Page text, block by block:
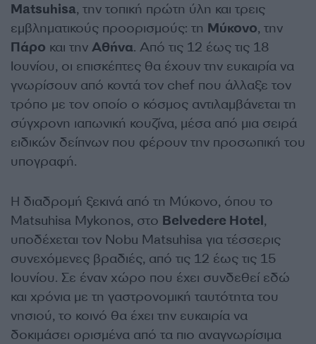
Matsuhisa, την τοπική πρώτη ύλη και τρεις
εμβληματικούς προορισμούς: τη Μύκονο, την
Πάρο και την Αθήνα. Από τις 12 έως τις 18
Ιουνίου, οι επισκέπτες θα έχουν την ευκαιρία να
γνωρίσουν από κοντά τον chef που άλλαξε τον
τρόπο με τον οποίο ο κόσμος αντιλαμβάνεται τη
σύγχρονη ιαπωνική κουζίνα, μέσα από μια σειρά
ειδικών δείπνων που φέρουν την προσωπική του
υπογραφή.
Η διαδρομή ξεκινά από τη Μύκονο, όπου το
Matsuhisa Mykonos, στο Belvedere Hotel,
υποδέχεται τον Nobu Matsuhisa για τέσσερις
συνεχόμενες βραδιές, από τις 12 έως τις 15
Ιουνίου. Σε έναν χώρο που έχει συνδεθεί εδώ
και χρόνια με τη γαστρονομική ταυτότητα του
νησιού, το κοινό θα έχει την ευκαιρία να
δοκιμάσει ορισμένα από τα πιο αναγνωρίσιμα